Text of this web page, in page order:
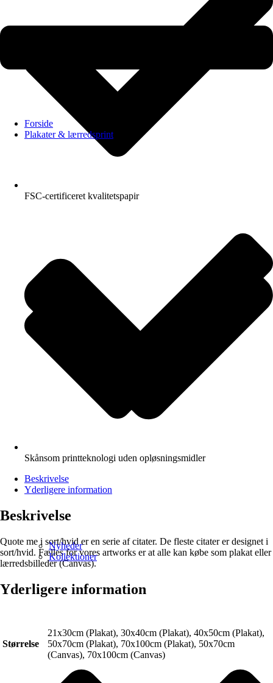
Forside
Plakater & lærredsprint
Nyheder
Kollektioner
FSC-certificeret kvalitetspapir
Skånsom printteknologi uden opløsningsmidler
Beskrivelse
Yderligere information
Beskrivelse
Quote me i sort/hvid er en serie af citater. De fleste citater er designet i
sort/hvid. Fælles for vores artworks er at alle kan købe som plakat eller
lærredsbilleder (Canvas).
Yderligere information
Størrelse
21x30cm (Plakat), 30x40cm (Plakat), 40x50cm (Plakat),
50x70cm (Plakat), 70x100cm (Plakat), 50x70cm
(Canvas), 70x100cm (Canvas)